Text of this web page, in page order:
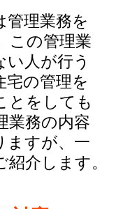
管理業務を
この管理業
人が行う
宅の管理を
とをしても
業務の内容
ますが、一
介します。